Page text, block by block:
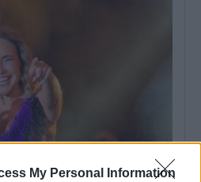
My Personal Information